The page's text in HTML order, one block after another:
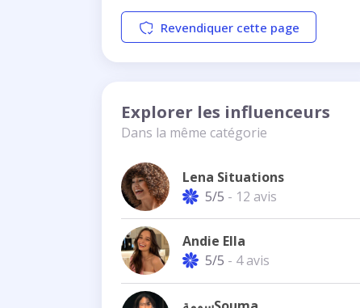
Revendiquer cette page
Explorer les influenceurs
Dans la même catégorie
Lena Situations
5/5 - 12 avis
Andie Ella
5/5 - 4 avis